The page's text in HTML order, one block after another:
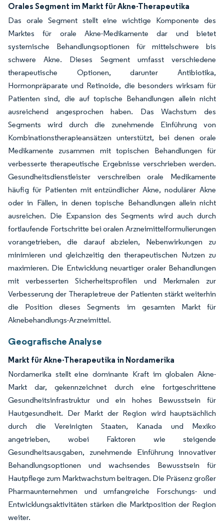
Orales Segment im Markt für Akne-Therapeutika
Das orale Segment stellt eine wichtige Komponente des
Marktes für orale Akne-Medikamente dar und bietet
systemische Behandlungsoptionen für mittelschwere bis
schwere Akne. Dieses Segment umfasst verschiedene
therapeutische Optionen, darunter Antibiotika,
Hormonpräparate und Retinoide, die besonders wirksam für
Patienten sind, die auf topische Behandlungen allein nicht
ausreichend angesprochen haben. Das Wachstum des
Segments wird durch die zunehmende Einführung von
Kombinationstherapieansätzen unterstützt, bei denen orale
Medikamente zusammen mit topischen Behandlungen für
verbesserte therapeutische Ergebnisse verschrieben werden.
Gesundheitsdienstleister verschreiben orale Medikamente
häufig für Patienten mit entzündlicher Akne, nodulärer Akne
oder in Fällen, in denen topische Behandlungen allein nicht
ausreichen. Die Expansion des Segments wird auch durch
fortlaufende Fortschritte bei oralen Arzneimittelformulierungen
vorangetrieben, die darauf abzielen, Nebenwirkungen zu
minimieren und gleichzeitig den therapeutischen Nutzen zu
maximieren. Die Entwicklung neuartiger oraler Behandlungen
mit verbesserten Sicherheitsprofilen und Merkmalen zur
Verbesserung der Therapietreue der Patienten stärkt weiterhin
die Position dieses Segments im gesamten Markt für
Aknebehandlungs-Arzneimittel.
Geografische Analyse
Markt für Akne-Therapeutika in Nordamerika
Nordamerika stellt eine dominante Kraft im globalen Akne-
Markt dar, gekennzeichnet durch eine fortgeschrittene
Gesundheitsinfrastruktur und ein hohes Bewusstsein für
Hautgesundheit. Der Markt der Region wird hauptsächlich
durch die Vereinigten Staaten, Kanada und Mexiko
angetrieben, wobei Faktoren wie steigende
Gesundheitsausgaben, zunehmende Einführung innovativer
Behandlungsoptionen und wachsendes Bewusstsein für
Hautpflege zum Marktwachstum beitragen. Die Präsenz großer
Pharmaunternehmen und umfangreiche Forschungs- und
Entwicklungsaktivitäten stärken die Marktposition der Region
weiter.